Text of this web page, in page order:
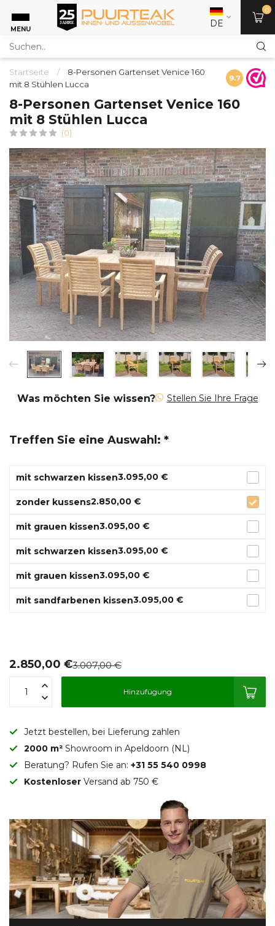
MENU DE
0
Startseite /
8-Personen Gartenset Venice 160
mit 8 Stühlen Lucca
9.7
8-Personen Gartenset Venice 160
mit 8 Stühlen Lucca
(0)
Was möchten Sie wissen? Stellen Sie Ihre Frage
Treffen Sie eine Auswahl: *
mit schwarzen kissen3.095,00 €
zonder kussens2.850,00 €
mit grauen kissen3.095,00 €
mit schwarzen kissen3.095,00 €
mit grauen kissen3.095,00 €
mit sandfarbenen kissen3.095,00 €
2.850,00 €3.007,00 €
Hinzufügung
Jetzt bestellen, bei Lieferung zahlen
2000 m² Showroom in Apeldoorn (NL)
Beratung? Rufen Sie an: +31 55 540 0998
Kostenloser Versand ab 750 €